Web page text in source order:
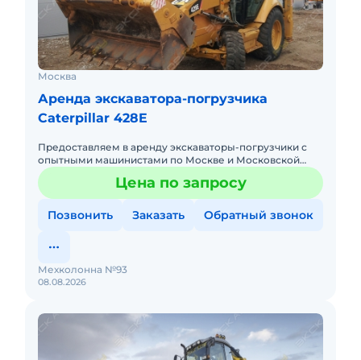
Москва
Аренда экскаватора-погрузчика
Caterpillar 428E
Предоставляем в аренду экскаваторы-погрузчики с
опытными машинистами по Москве и Московской
области. Любой вид аренды. Долгосрочный,
краткосрочный (почасовой, п
Цена по запросу
Позвонить Заказать Обратный звонок
08.08.2026
Мехколонна №93